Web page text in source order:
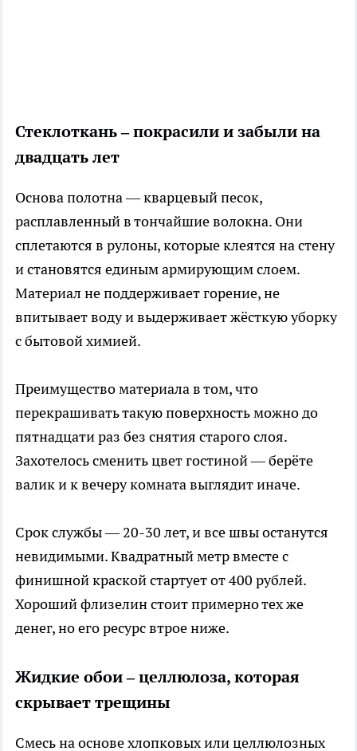
Стеклоткань – покрасили и забыли на
двадцать лет
Основа полотна — кварцевый песок,
расплавленный в тончайшие волокна. Они
сплетаются в рулоны, которые клеятся на стену
и становятся единым армирующим слоем.
Материал не поддерживает горение, не
впитывает воду и выдерживает жёсткую уборку
с бытовой химией.
Преимущество материала в том, что
перекрашивать такую поверхность можно до
пятнадцати раз без снятия старого слоя.
Захотелось сменить цвет гостиной — берёте
валик и к вечеру комната выглядит иначе.
Срок службы — 20-30 лет, и все швы останутся
невидимыми. Квадратный метр вместе с
финишной краской стартует от 400 рублей.
Хороший флизелин стоит примерно тех же
денег, но его ресурс втрое ниже.
Жидкие обои – целлюлоза, которая
скрывает трещины
Смесь на основе хлопковых или целлюлозных